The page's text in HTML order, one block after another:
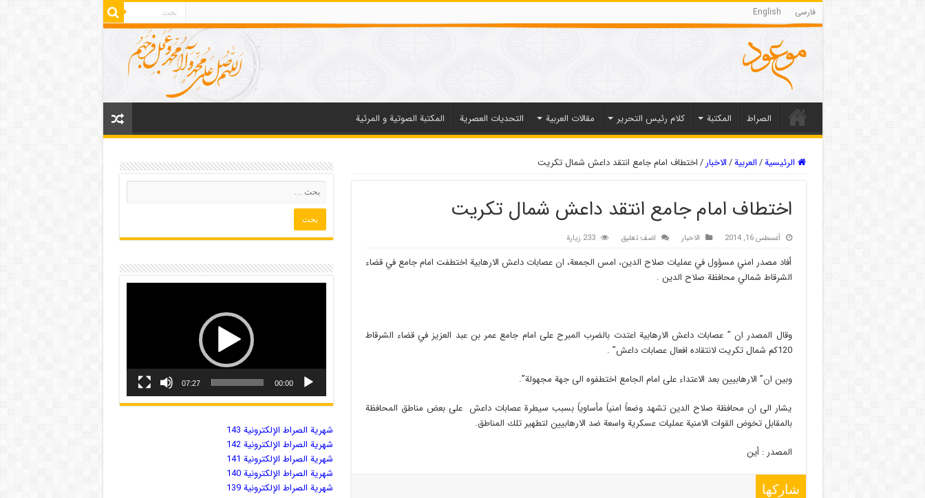
فارسی English
الصراط المکتبة كلام رئيس التحرير مقالات العربیة التحديات العصرية المكتبة الصوتية و المرئية
الرئيسية/العربیة/الاخبار /اختطاف امام جامع انتقد داعش شمال تكريت
اختطاف امام جامع انتقد داعش شمال تكريت
أغسطس 16, 2014 الاخبار اضف تعليق 233 زيارة
أفاد مصدر امني مسؤول في عمليات صلاح الدين، امس الجمعة، ان عصابات داعش الارهابية اختطفت امام جامع في قضاء
الشرقاط شمالي محافظة صلاح الدين .
وقال المصدر ان ” عصابات داعش الارهابية اعتدت بالضرب المبرح على امام جامع عمر بن عبد العزيز في قضاء الشرقاط
120كم شمال تكريت لانتقاده افعال عصابات داعش” .
وبين ان” الارهابيين بعد الاعتداء على امام الجامع اختطفوه الى جهة مجهولة”.
يشار الى ان محافظة صلاح الدين تشهد وضعاً امنياً مأساوياً بسبب سيطرة عصابات داعش على بعض مناطق المحافظة
بالمقابل تخوض القوات الامنية عمليات عسكرية واسعة ضد الارهابيين لتطهير تلك المناطق.
المصدر : أين
شاركها
00:00
07:27
شهریة الصراط الإلكترونية 143
شهریة الصراط الإلكترونية 142
شهریة الصراط الإلكترونية 141
شهریة الصراط الإلكترونية 140
شهریة الصراط الإلكترونية 139